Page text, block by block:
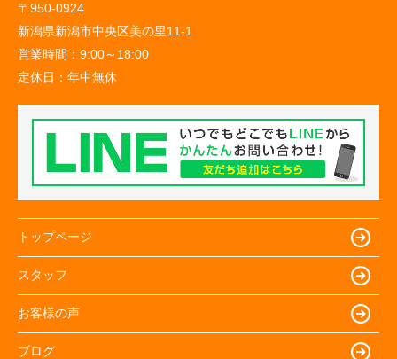
〒950-0924
新潟県新潟市中央区美の里11-1
営業時間： 9:00～18:00
定休日： 年中無休
トップページ
スタッフ
お客様の声
ブログ